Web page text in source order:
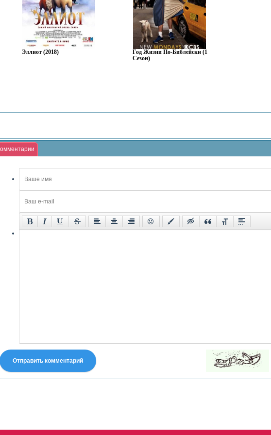
Эллиот (2018)
Год Жизни По-Библейски (1
Сезон)
Отправить комментарий